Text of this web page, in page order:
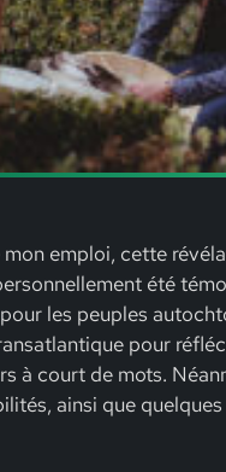
emploi, cette
été
les peuples
pour
à court de mots.
ainsi que